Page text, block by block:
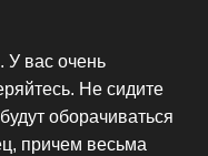
У вас очень
Не сидите
оборачиваться
причем весьма